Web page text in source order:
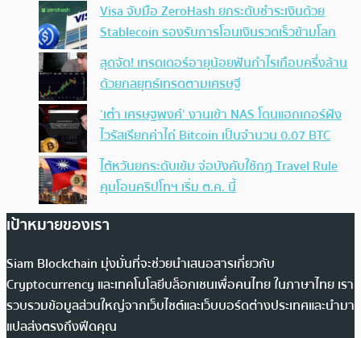
Visa จับมือ ZeroHash ยกระดับชำระเงินด้วย
Stablecoin รองรับการโอนเงินรวดเร็วข้ามโลก
สุดจัด! เทรดเดอร์อายุน้อยฟันกำไรเกือบครึ่งล้าน
ด้วยกลยุทธ์เทรดตามเศรษฐี
‘เต๋า เศรษฐพงศ์’ งานเข้า NAS โดนแฮกเกอร์ฝัง
ไวรัสเรียกค่าไถ่ Bitcoin เป็นจำนวน 0.07 BTC
ไต้หวันยกระดับเข้ม จ่อบังคับใช้กฏ Travel Rule
คุมโอนคริปโทฯ เริ่ม ต.ค. นี้
เป้าหมายของเรา
Siam Blockchain มุ่งมั่นที่จะช่วยนำเสนอสารเกี่ยวกับ
Cryptocurrency และเทคโนโลยีบล็อกเชนเพื่อคนไทย ในภาษาไทย เรา
รวบรวมข้อมูลส่วนใหญ่จากเว็บไซต์และเว็บบอร์ดต่างประเทศและนำมา
แปลส่งตรงถึงฟีดคุณ